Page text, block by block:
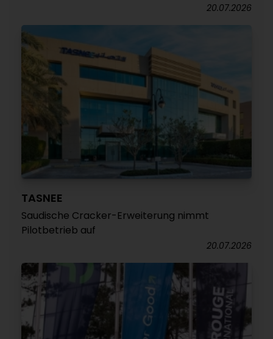
20.07.2026
TASNEE
Saudische Cracker-Erweiterung nimmt
Pilotbetrieb auf
20.07.2026